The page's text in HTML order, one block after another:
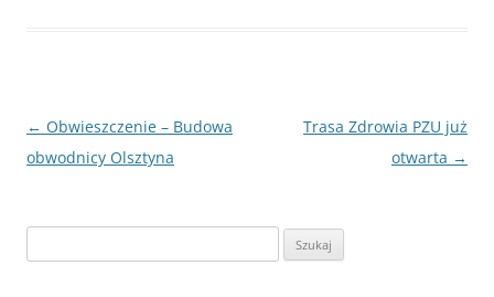
Nawigacja
wpisu
← Obwieszczenie – Budowa
obwodnicy Olsztyna
Trasa Zdrowia PZU już
otwarta →